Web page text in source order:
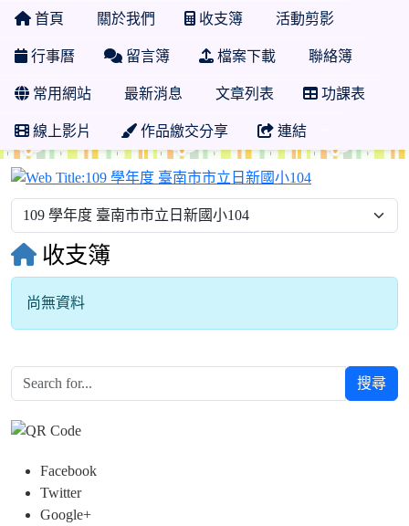
首頁 關於我們 收支簿 活動剪影
行事曆 留言簿 檔案下載 聯絡簿
常用網站 最新消息 文章列表 功課表
線上影片 作品繳交分享 連結
109 學年度 臺
收支簿
尚無資料
搜尋
Facebook
Twitter
Google+